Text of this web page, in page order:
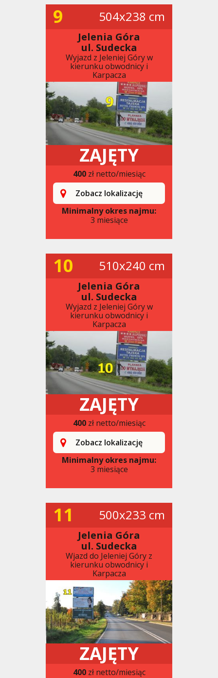
9 504x238 cm
Jelenia Góra
ul. Sudecka
Wyjazd z Jeleniej Góry w
kierunku obwodnicy i
Karpacza
ZAJĘTY
400zł netto/miesiąc
Zobacz lokalizację
Minimalny okres najmu:
3 miesiące
10 510x240 cm
Jelenia Góra
ul. Sudecka
Wyjazd z Jeleniej Góry w
kierunku obwodnicy i
Karpacza
ZAJĘTY
400zł netto/miesiąc
Zobacz lokalizację
Minimalny okres najmu:
3 miesiące
11 500x233 cm
Jelenia Góra
ul. Sudecka
Wjazd do Jeleniej Góry z
kierunku obwodnicy i
Karpacza
ZAJĘTY
400zł netto/miesiąc